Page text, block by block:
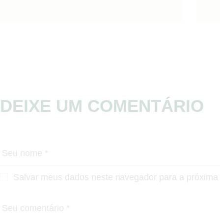
DEIXE UM COMENTÁRIO
Salvar meus dados neste navegador para a